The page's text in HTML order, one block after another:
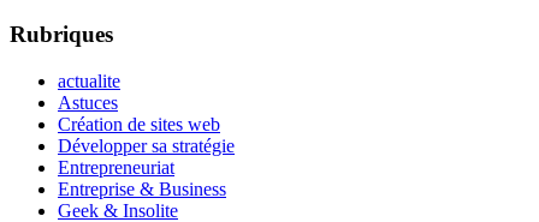
Rubriques
actualite
Astuces
Création de sites web
Développer sa stratégie
Entrepreneuriat
Entreprise & Business
Geek & Insolite